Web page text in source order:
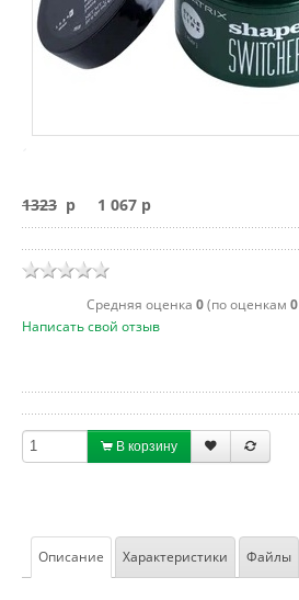
1323 p 1 067 p
Cредняя оценка 0(по оценкам 0
Написать свой отзыв
В корзину
Описание Характеристики Файлы